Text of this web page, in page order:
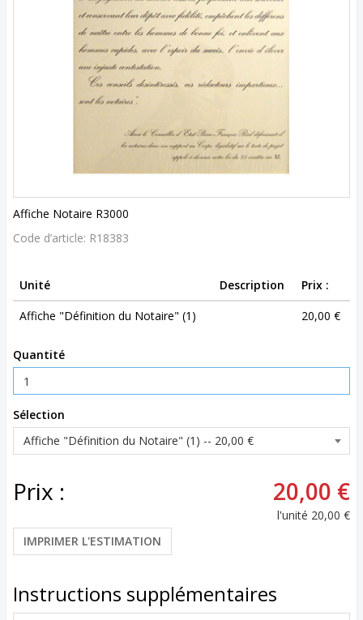
Affiche Notaire R3000
Code d’article: R18383
Unité Description
Prix :
Affiche "Définition du Notaire" (1)
20,00 €
Quantité
Sélection
Prix : 20,00 €
l'unité 20,00 €
IMPRIMER L'ESTIMATION
Instructions supplémentaires